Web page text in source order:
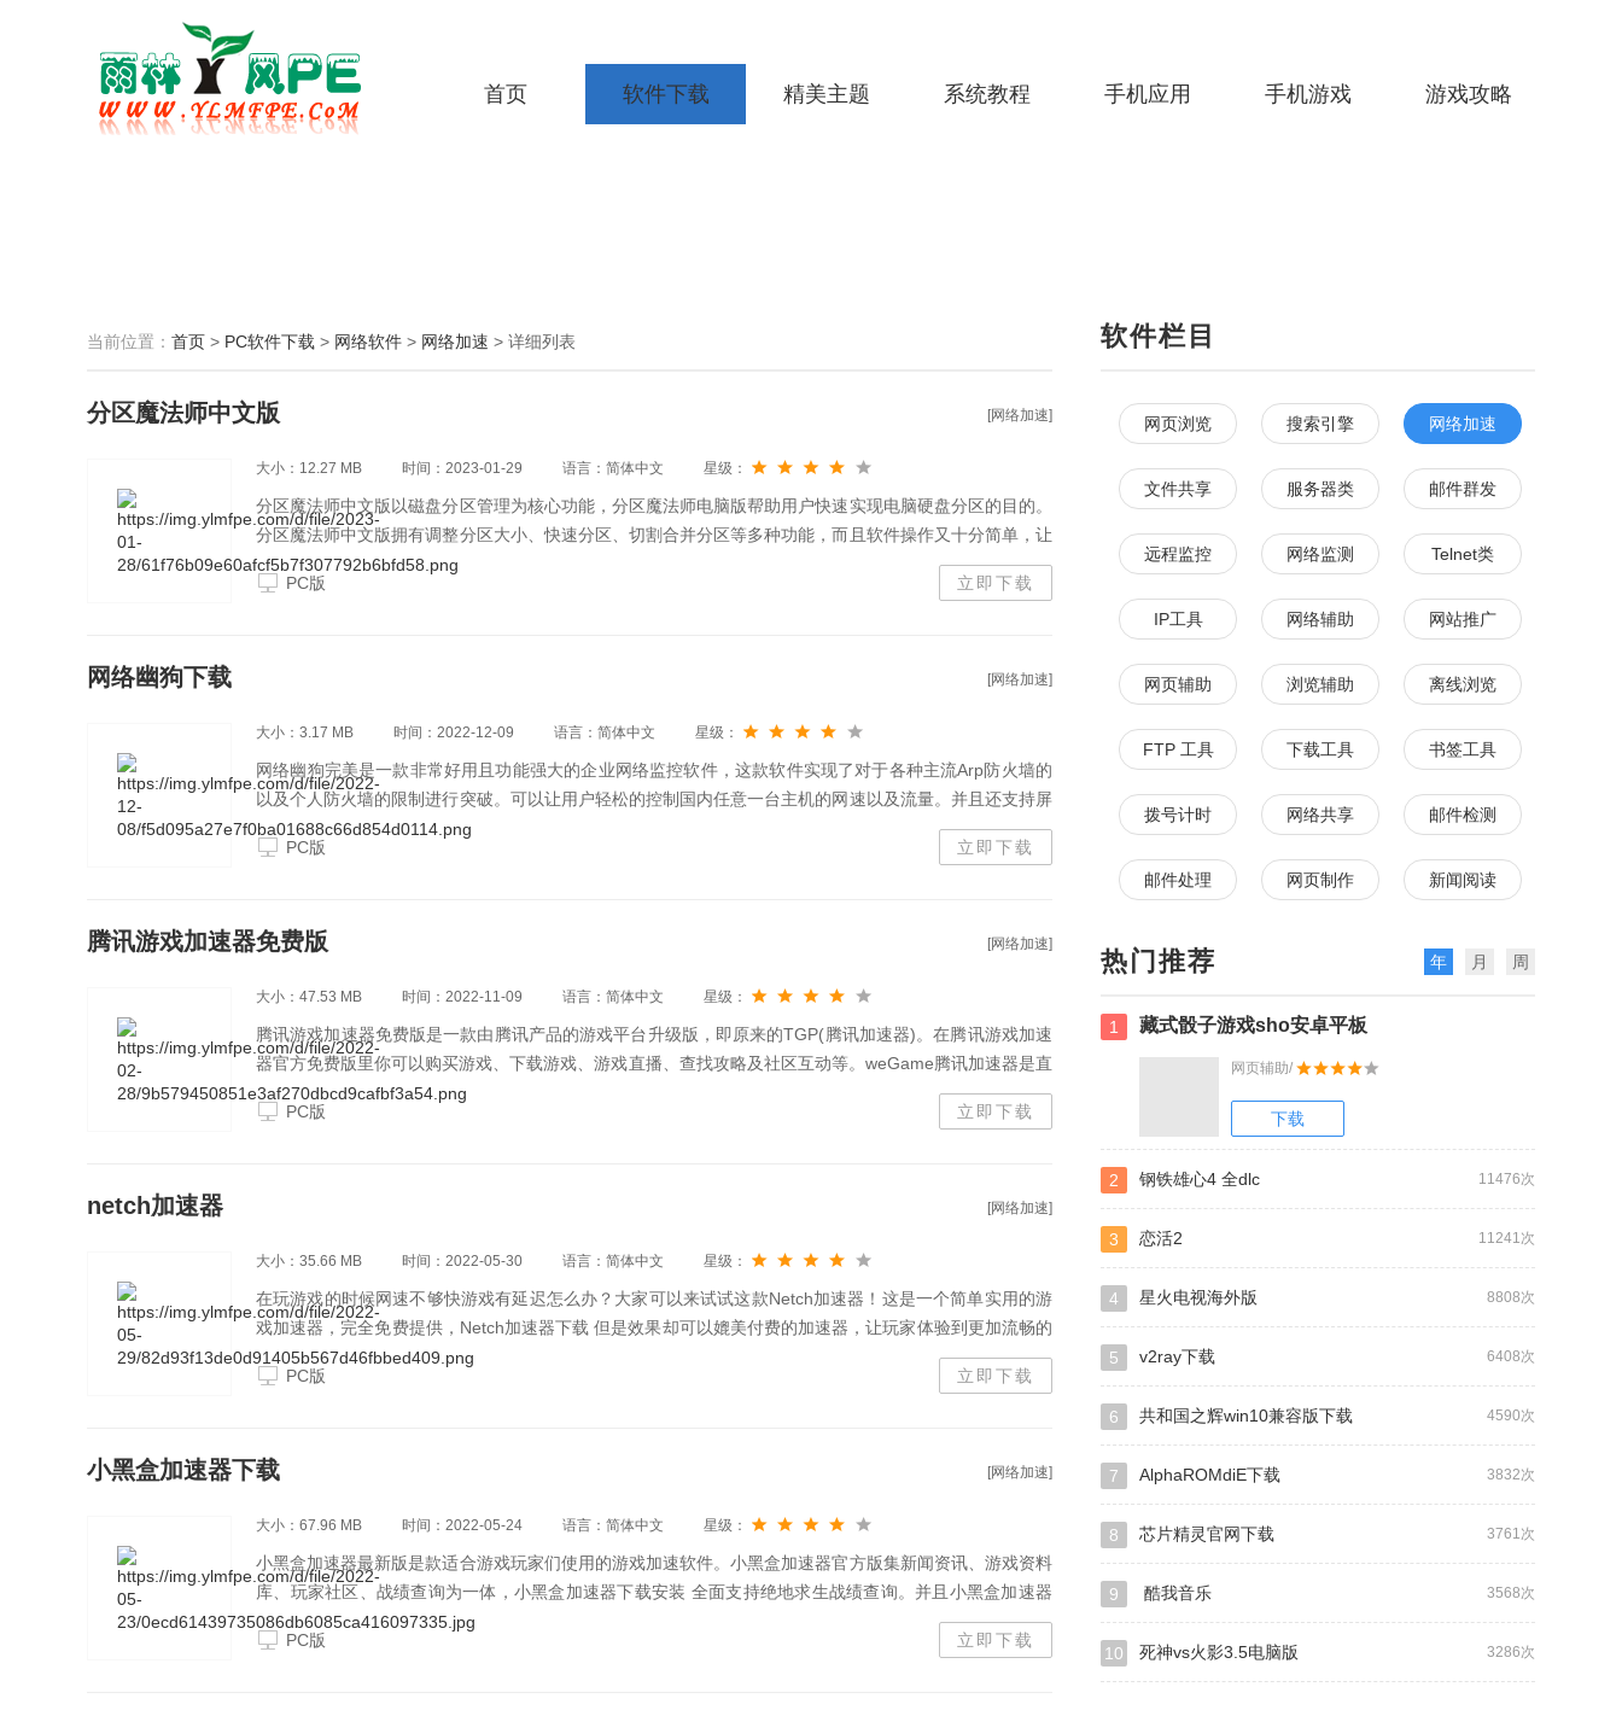
首页 软件下载 精美主题 系统教程 手机应用 手机游戏 游戏攻略
当前位置： 首页 > PC软件下载 > 网络软件 > 网络加速 > 详细列表
[网络加速]
分区魔法师中文版
大小：12.27 MB 时间：2023-01-29 语言：简体中文 星级：
分区魔法师中文版以磁盘分区管理为核心功能，分区魔法师电脑版帮助用户快速实现电脑硬盘分区的目的。
分区魔法师中文版拥有调整分区大小、快速分区、切割合并分区等多种功能，而且软件操作又十分简单，让
用户用起来更便利。除此之外，这款软件在使用的时候不会损失电脑硬盘原有的数据，让你分区的时候更加
安心放心，有电脑分区需求的用户都可以下载这款软件进行分区管理，来试试吧!
PC版 立即下载
[网络加速]
网络幽狗下载
大小：3.17 MB 时间：2022-12-09 语言：简体中文 星级：
网络幽狗完美是一款非常好用且功能强大的企业网络监控软件，这款软件实现了对于各种主流Arp防火墙的
以及个人防火墙的限制进行突破。可以让用户轻松的控制国内任意一台主机的网速以及流量。并且还支持屏
幕监视的远程控制，用户可以对正在被监视的客户机进行定时的屏幕截图，实用用户对整个局域网的监控。
有需要的用户快来下载试试吧！
PC版 立即下载
[网络加速]
腾讯游戏加速器免费版
大小：47.53 MB 时间：2022-11-09 语言：简体中文 星级：
腾讯游戏加速器免费版是一款由腾讯产品的游戏平台升级版，即原来的TGP(腾讯加速器)。在腾讯游戏加速
器官方免费版里你可以购买游戏、下载游戏、游戏直播、查找攻略及社区互动等。weGame腾讯加速器是直
接将游戏的开发者与游戏玩家相连接的"无障碍通道"，可以很好的让游戏玩家跟游戏开发者互动解决各种游
戏时遇到的问题。
PC版 立即下载
[网络加速]
netch加速器
大小：35.66 MB 时间：2022-05-30 语言：简体中文 星级：
在玩游戏的时候网速不够快游戏有延迟怎么办？大家可以来试试这款Netch加速器！这是一个简单实用的游
戏加速器，完全免费提供，Netch加速器下载 但是效果却可以媲美付费的加速器，让玩家体验到更加流畅的
游戏画面，支持多种协议，不管是国内还是国外的游戏都可以通过这款软件进行加速哦~
PC版
立即下载
[网络加速]
小黑盒加速器下载
大小：67.96 MB 时间：2022-05-24 语言：简体中文 星级：
小黑盒加速器最新版是款适合游戏玩家们使用的游戏加速软件。小黑盒加速器官方版集新闻资讯、游戏资料
库、玩家社区、战绩查询为一体，小黑盒加速器下载安装 全面支持绝地求生战绩查询。并且小黑盒加速器
还支持海量游戏网络加速，小黑盒账号一键登录，拥有多重模式节点，帮助用户从此告别网络延迟。
PC版
立即下载
软件栏目
网页浏览 搜索引擎 网络加速
文件共享 服务器类 邮件群发
远程监控 网络监测 Telnet类
IP工具 网络辅助 网站推广
网页辅助 浏览辅助 离线浏览
FTP 工具 下载工具 书签工具
拨号计时 网络共享 邮件检测
邮件处理 网页制作 新闻阅读
热门推荐 年 月 周
1 藏式骰子游戏sho安卓平板
网页辅助/
下载
11476次
2 钢铁雄心4 全dlc
11241次
3 恋活2
8808次
4 星火电视海外版
6408次
5 v2ray下载
4590次
6 共和国之辉win10兼容版下载
3832次
7 AlphaROMdiE下载
3761次
8 芯片精灵官网下载
3568次
9 酷我音乐
3286次
10 死神vs火影3.5电脑版